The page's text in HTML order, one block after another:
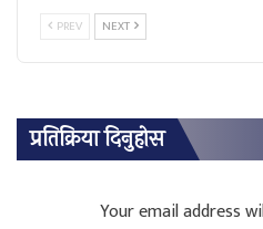
PREV NEXT
प्रतिक्रिया दिनुहोस
Your email address